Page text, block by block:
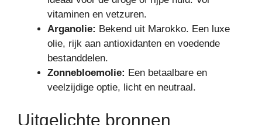
vitaminen en vetzuren.
Arganolie: Bekend uit Marokko. Een luxe
olie, rijk aan antioxidanten en voedende
bestanddelen.
Zonnebloemolie: Een betaalbare en
veelzijdige optie, licht en neutraal.
Uitgelichte bronnen